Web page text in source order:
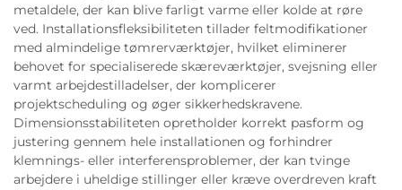
metaldele, der kan blive farligt varme eller kolde at røre
ved. Installationsfleksibiliteten tillader feltmodifikationer
med almindelige tømrerværktøjer, hvilket eliminerer
behovet for specialiserede skæreværktøjer, svejsning eller
varmt arbejdestilladelser, der komplicerer
projektscheduling og øger sikkerhedskravene.
Dimensionsstabiliteten opretholder korrekt pasform og
justering gennem hele installationen og forhindrer
klemnings- eller interferensproblemer, der kan tvinge
arbejdere i uheldige stillinger eller kræve overdreven kraft